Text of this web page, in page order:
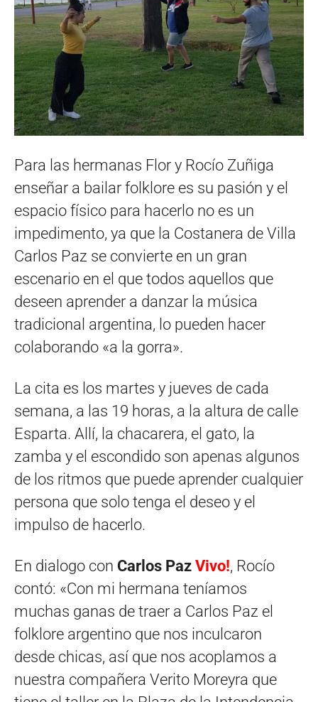
Para las hermanas Flor y Rocío Zuñiga
enseñar a bailar folklore es su pasión y el
espacio físico para hacerlo no es un
impedimento, ya que la Costanera de Villa
Carlos Paz se convierte en un gran
escenario en el que todos aquellos que
deseen aprender a danzar la música
tradicional argentina, lo pueden hacer
colaborando «a la gorra».
La cita es los martes y jueves de cada
semana, a las 19 horas, a la altura de calle
Esparta. Allí, la chacarera, el gato, la
zamba y el escondido son apenas algunos
de los ritmos que puede aprender cualquier
persona que solo tenga el deseo y el
impulso de hacerlo.
En dialogo con Carlos Paz Vivo!, Rocío
contó: «Con mi hermana teníamos
muchas ganas de traer a Carlos Paz el
folklore argentino que nos inculcaron
desde chicas, así que nos acoplamos a
nuestra compañera Verito Moreyra que